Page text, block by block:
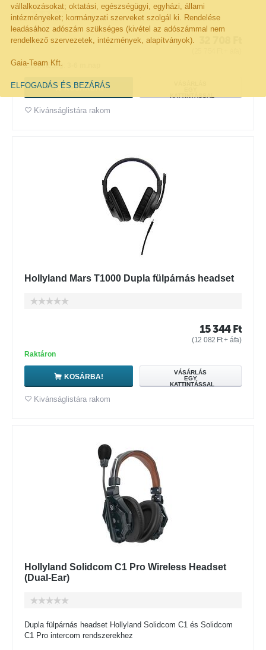
vállalkozásokat; oktatási, egészségügyi, egyházi, állami
intézményeket; kormányzati szerveket szolgál ki. Rendelése
leadásához adószám szükséges (kivétel az adószámmal nem
rendelkező szervezetek, intézmények, alapítványok).
Gaia-Team Kft.
ELFOGADÁS ÉS BEZÁRÁS
Elérhetőség:
KOSÁRBA!
Kivánságlistára rakom
Hollyland Mars T1000 Dupla fülpárnás headset
15 344 Ft
(12 082 Ft+ áfa)
Raktáron
KOSÁRBA!
VÁSÁRLÁS
EGY
KATTINTÁSSAL
Kivánságlistára rakom
Hollyland Solidcom C1 Pro Wireless Headset
(Dual-Ear)
Dupla fülpárnás headset Hollyland Solidcom C1 és Solidcom
C1 Pro intercom rendszerekhez